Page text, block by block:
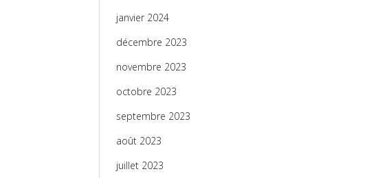
janvier 2024
décembre 2023
novembre 2023
octobre 2023
septembre 2023
août 2023
juillet 2023